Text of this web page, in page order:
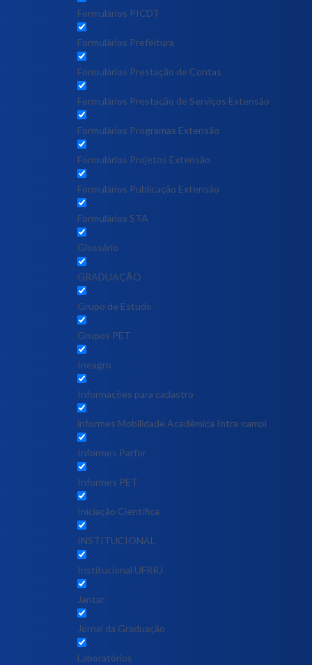
Formulários PICDT
Formulários Prefeitura
Formulários Prestação de Contas
Formulários Prestação de Serviços Extensão
Formulários Programas Extensão
Formulários Projetos Extensão
Formulários Publicação Extensão
Formulários STA
Glossário
GRADUAÇÃO
Grupo de Estudo
Grupos PET
Ineagro
Informações para cadastro
informes Mobilidade Acadêmica Intra-campi
Informes Parfor
Informes PET
Iniciação Científica
INSTITUCIONAL
Institucional UFRRJ
Jantar
Jornal da Graduação
Laboratórios